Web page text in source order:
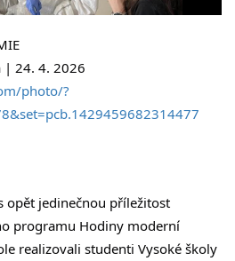
| 24. 4. 2026
photo/?
opět jedinečnou příležitost
programu Hodiny moderní
realizovali studenti Vysoké školy